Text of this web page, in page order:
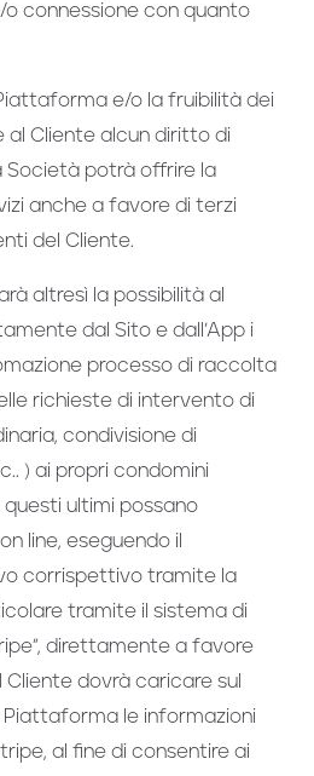
connessione con quanto
e/o la fruibilità dei
al Cliente alcun diritto di
Società potrà offrire la
anche a favore di terzi
del Cliente.
altresì la possibilità al
dal Sito e dall’App i
processo di raccolta
richieste di intervento di
condivisione di
) ai propri condomini
ultimi possano
line, eseguendo il
corrispettivo tramite la
tramite il sistema di
direttamente a favore
Cliente dovrà caricare sul
le informazioni
al fine di consentire ai